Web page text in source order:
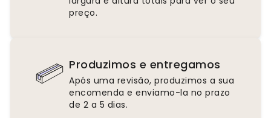
preço.
Produzimos e entregamos
Após uma revisão, produzimos a sua
encomenda e enviamo-la no prazo
de 2 a 5 dias.